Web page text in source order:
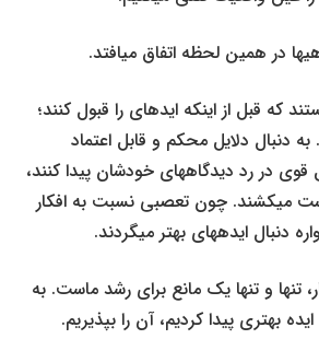
در همین لحظه اتفاق می­افتد.
که قبل از اینکه ایده­ای را قبول کنند؛
به دنبال دلایل محکم و قابل اعتماد
در رد دیدگاه­های خودشان پیدا کنند،
می­کشند. چون تعصبی نسبت به افکار
دنبال ایده­های بهتر می­گردند.
تنها و تنها یک مانع برای رشد ماست. به
بهتری پیدا کردیم، آن را بپذیریم.